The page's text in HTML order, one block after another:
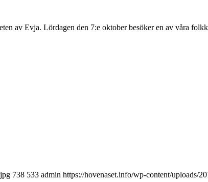
av Evja. Lördagen den 7:e oktober besöker en av våra
738 533 admin https://hovenaset.info/wp-content/uploads/